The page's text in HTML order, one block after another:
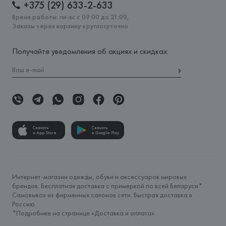
+375 (29) 633-2-633
Время работы: пн-вс с 09:00 до 21:00,
Заказы через корзину круглосуточно
Получайте уведомления об акциях и скидках:
Скачать
в App Store
Скачать
в Google Play
Интернет-магазин одежды, обуви и аксессуаров мировых
брендов. Бесплатная доставка с примеркой по всей Беларуси*.
Самовывоз из фирменных салонов сети. Быстрая доставка в
Россию.
*Подробнее на странице «Доставка и оплата»